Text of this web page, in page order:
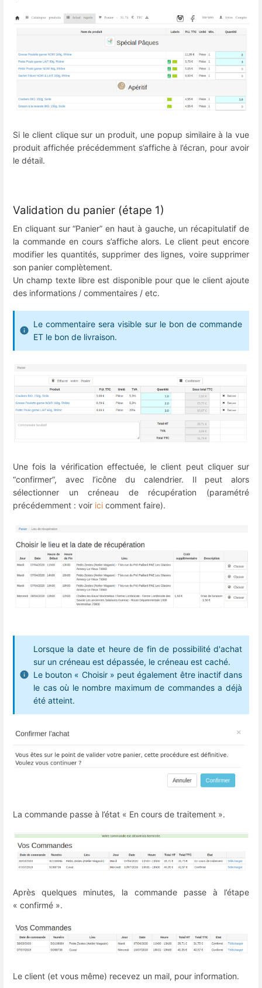
Si le client clique sur un produit, une popup similaire à la vue
produit affichée précédemment s’affiche à l’écran, pour avoir
le détail.
Validation du panier (étape 1)
En cliquant sur “Panier” en haut à gauche, un récapitulatif de
la commande en cours s’affiche alors. Le client peut encore
modifier les quantités, supprimer des lignes, voire supprimer
son panier complètement.
Un champ texte libre est disponible pour que le client ajoute
des informations / commentaires / etc.
Le commentaire sera visible sur le bon de commande
ET le bon de livraison.
Une fois la vérification effectuée, le client peut cliquer sur
“confirmer”, avec l’icône du calendrier. Il peut alors
sélectionner un créneau de récupération (paramétré
précédemment : voir ici comment faire).
Lorsque la date et heure de fin de possibilité d'achat
sur un créneau est dépassée, le créneau est caché.
Le bouton « Choisir » peut également être inactif dans
le cas où le nombre maximum de commandes a déjà
été atteint.
La commande passe à l’état « En cours de traitement ».
Après quelques minutes, la commande passe à l’étape
« confirmé ».
Le client (et vous même) recevez un mail, pour information.